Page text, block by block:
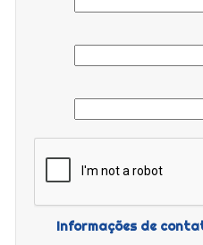
Informações de